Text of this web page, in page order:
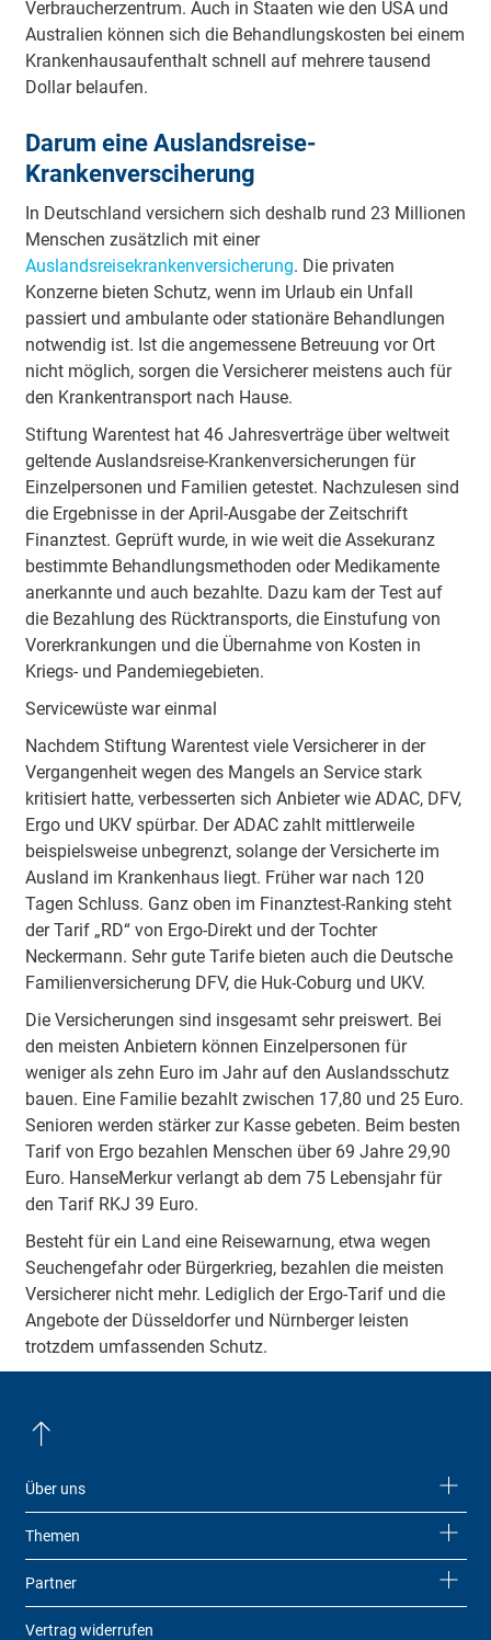
Verbraucherzentrum. Auch in Staaten wie den USA und
Australien können sich die Behandlungskosten bei einem
Krankenhausaufenthalt schnell auf mehrere tausend
Dollar belaufen.
Darum eine Auslandsreise-
Krankenversciherung
In Deutschland versichern sich deshalb rund 23 Millionen
Menschen zusätzlich mit einer
Auslandsreisekrankenversicherung. Die privaten
Konzerne bieten Schutz, wenn im Urlaub ein Unfall
passiert und ambulante oder stationäre Behandlungen
notwendig ist. Ist die angemessene Betreuung vor Ort
nicht möglich, sorgen die Versicherer meistens auch für
den Krankentransport nach Hause.
Stiftung Warentest hat 46 Jahresverträge über weltweit
geltende Auslandsreise-Krankenversicherungen für
Einzelpersonen und Familien getestet. Nachzulesen sind
die Ergebnisse in der April-Ausgabe der Zeitschrift
Finanztest. Geprüft wurde, in wie weit die Assekuranz
bestimmte Behandlungsmethoden oder Medikamente
anerkannte und auch bezahlte. Dazu kam der Test auf
die Bezahlung des Rücktransports, die Einstufung von
Vorerkrankungen und die Übernahme von Kosten in
Kriegs- und Pandemiegebieten.
Servicewüste war einmal
Nachdem Stiftung Warentest viele Versicherer in der
Vergangenheit wegen des Mangels an Service stark
kritisiert hatte, verbesserten sich Anbieter wie ADAC, DFV,
Ergo und UKV spürbar. Der ADAC zahlt mittlerweile
beispielsweise unbegrenzt, solange der Versicherte im
Ausland im Krankenhaus liegt. Früher war nach 120
Tagen Schluss. Ganz oben im Finanztest-Ranking steht
der Tarif „RD“ von Ergo-Direkt und der Tochter
Neckermann. Sehr gute Tarife bieten auch die Deutsche
Familienversicherung DFV, die Huk-Coburg und UKV.
Die Versicherungen sind insgesamt sehr preiswert. Bei
den meisten Anbietern können Einzelpersonen für
weniger als zehn Euro im Jahr auf den Auslandsschutz
bauen. Eine Familie bezahlt zwischen 17,80 und 25 Euro.
Senioren werden stärker zur Kasse gebeten. Beim besten
Tarif von Ergo bezahlen Menschen über 69 Jahre 29,90
Euro. HanseMerkur verlangt ab dem 75 Lebensjahr für
den Tarif RKJ 39 Euro.
Besteht für ein Land eine Reisewarnung, etwa wegen
Seuchengefahr oder Bürgerkrieg, bezahlen die meisten
Versicherer nicht mehr. Lediglich der Ergo-Tarif und die
Angebote der Düsseldorfer und Nürnberger leisten
trotzdem umfassenden Schutz.
Über uns
Themen
Partner
Vertrag widerrufen